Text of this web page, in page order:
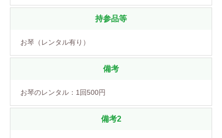
持参品等
お琴（レンタル有り）
備考
お琴のレンタル：1回500円
備考2